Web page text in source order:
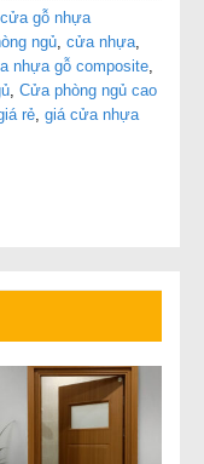
cửa gỗ nhựa
ngủ cửa nhựa
nhựa gỗ composite
Cửa phòng ngủ cao
rẻ giá cửa nhựa